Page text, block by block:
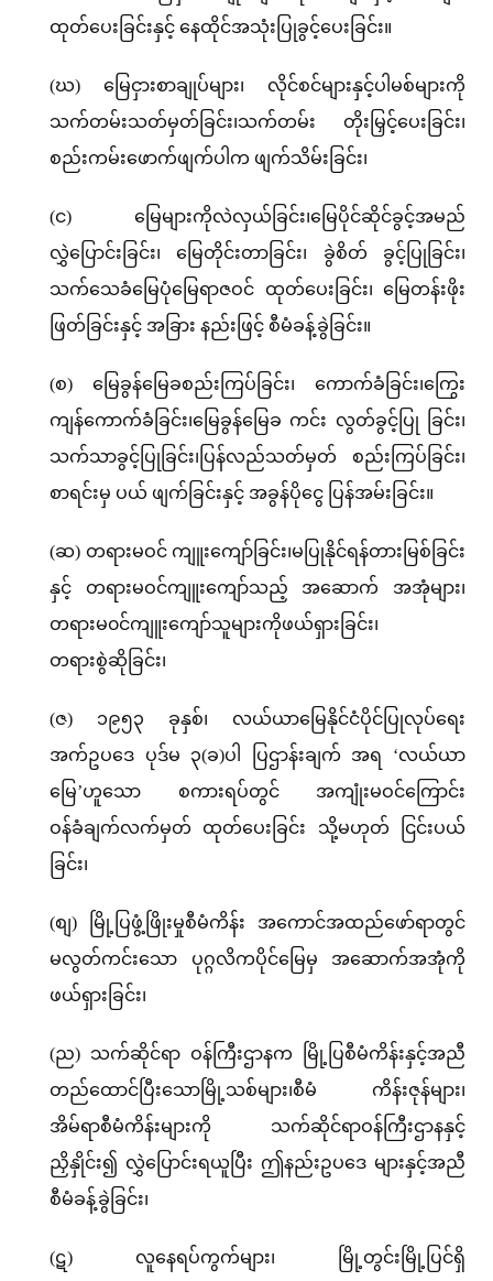
ထုတ်ပေးခြင်းနှင့် နေထိုင်အသုံးပြုခွင့်ပေးခြင်း။
(ဃ) မြေငှားစာချုပ်များ၊ လိုင်စင်များနှင့်ပါမစ်များကို
သက်တမ်းသတ်မှတ်ခြင်း၊သက်တမ်း တိုးမြှင့်ပေးခြင်း၊
စည်းကမ်းဖောက်ဖျက်ပါက ဖျက်သိမ်းခြင်း၊
(င) မြေများကိုလဲလှယ်ခြင်း၊မြေပိုင်ဆိုင်ခွင့်အမည်
လွှဲပြောင်းခြင်း၊ မြေတိုင်းတာခြင်း၊ ခွဲစိတ် ခွင့်ပြုခြင်း၊
သက်သေခံမြေပုံမြေရာဇဝင် ထုတ်ပေးခြင်း၊ မြေတန်းဖိုး
ဖြတ်ခြင်းနှင့် အခြား နည်းဖြင့် စီမံခန့်ခွဲခြင်း။
(စ) မြေခွန်မြေခစည်းကြပ်ခြင်း၊ ကောက်ခံခြင်း၊ကြွေး
ကျန်ကောက်ခံခြင်း၊မြေခွန်မြေခ ကင်း လွတ်ခွင့်ပြု ခြင်း၊
သက်သာခွင့်ပြုခြင်း၊ပြန်လည်သတ်မှတ် စည်းကြပ်ခြင်း၊
စာရင်းမှ ပယ် ဖျက်ခြင်းနှင့် အခွန်ပိုငွေ ပြန်အမ်းခြင်း။
(ဆ) တရားမဝင် ကျူးကျော်ခြင်း၊မပြုနိုင်ရန်တားမြစ်ခြင်း
နှင့် တရားမဝင်ကျူးကျော်သည့် အဆောက် အအုံများ၊
တရားမ၀င်ကျူးကျော်သူများကိုဖယ်ရှားခြင်း၊
တရားစွဲဆိုခြင်း၊
(ဇ) ၁၉၅၃ ခုနှစ်၊ လယ်ယာမြေနိုင်ငံပိုင်ပြုလုပ်ရေး
အက်ဥပဒေ ပုဒ်မ ၃(ခ)ပါ ပြဌာန်းချက် အရ ‘လယ်ယာ
မြေ’ဟူသော စကားရပ်တွင် အကျုံးမဝင်ကြောင်း
ဝန်ခံချက်လက်မှတ် ထုတ်ပေးခြင်း သို့မဟုတ် ငြင်းပယ်
ခြင်း၊
(စျ) မြို့ပြဖွံ့ဖြိုးမှုစီမံကိန်း အကောင်အထည်ဖော်ရာတွင်
မလွတ်ကင်းသော ပုဂ္ဂလိကပိုင်မြေမှ အဆောက်အအုံကို
ဖယ်ရှားခြင်း၊
(ည) သက်ဆိုင်ရာ ဝန်ကြီးဌာနက မြို့ပြစီမံကိန်းနှင့်အညီ
တည်ထောင်ပြီးသောမြို့သစ်များ၊စီမံ ကိန်းဇုန်များ၊
အိမ်ရာစီမံကိန်းများကို သက်ဆိုင်ရာဝန်ကြီးဌာနနှင့်
ညှိနှိုင်း၍ လွှဲပြောင်းရယူပြီး ဤနည်းဥပဒေ များနှင့်အညီ
စီမံခန့်ခွဲခြင်း၊
(ဋ) လူနေရပ်ကွက်များ၊ မြို့တွင်းမြို့ပြင်ရှိ